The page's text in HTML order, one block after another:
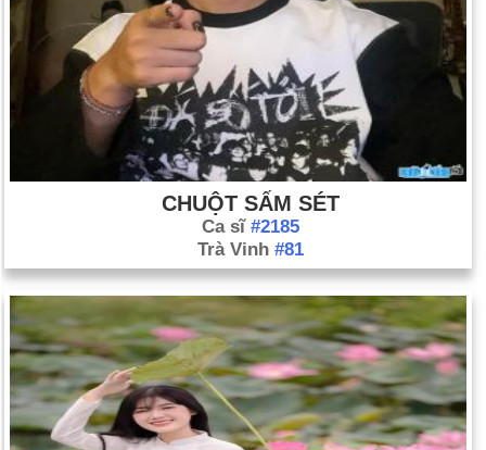
CHUỘT SẤM SÉT
Ca sĩ #2185
Trà Vinh #81